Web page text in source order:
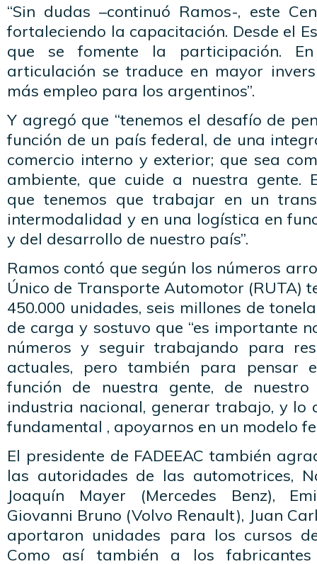
“Sin dudas –continuó Ramos-, este
fortaleciendo la capacitación. Desde el
que se fomente la participación.
articulación se traduce en mayor
más empleo para los argentinos”.
Y agregó que “tenemos el desafío de
función de un país federal, de una
comercio interno y exterior; que sea
ambiente, que cuide a nuestra gente.
que tenemos que trabajar en un
intermodalidad y en una logística en
y del desarrollo de nuestro país”.
Ramos contó que según los números
Único de Transporte Automotor (RUTA)
450.000 unidades, seis millones de
de carga y sostuvo que “es importante
números y seguir trabajando para
actuales, pero también para pensar
función de nuestra gente, de
industria nacional, generar trabajo, y lo
fundamental , apoyarnos en un modelo
El presidente de FADEEAC también
las autoridades de las automotrices,
Joaquín Mayer (Mercedes Benz),
Giovanni Bruno (Volvo Renault), Juan
aportaron unidades para los cursos
Como así también a los fabricantes